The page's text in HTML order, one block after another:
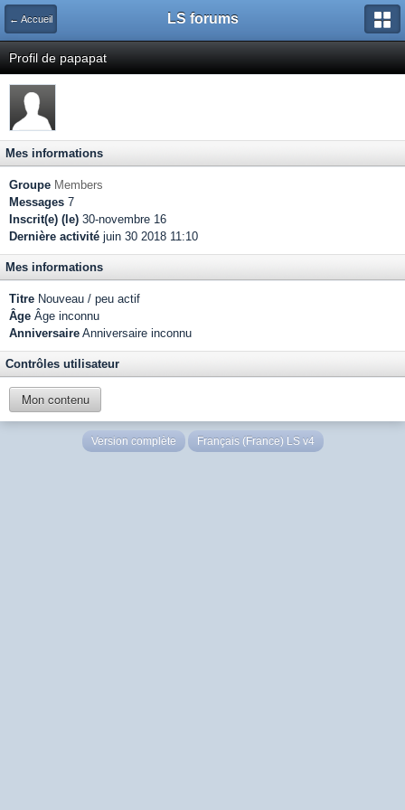
← Accueil LS forums
Profil de papapat
Mes informations
Groupe Members
Messages 7
Inscrit(e) (le) 30-novembre 16
Dernière activité juin 30 2018 11:10
Mes informations
Titre Nouveau / peu actif
Âge Âge inconnu
Anniversaire Anniversaire inconnu
Contrôles utilisateur
Mon contenu
Version complète Français (France) LS v4